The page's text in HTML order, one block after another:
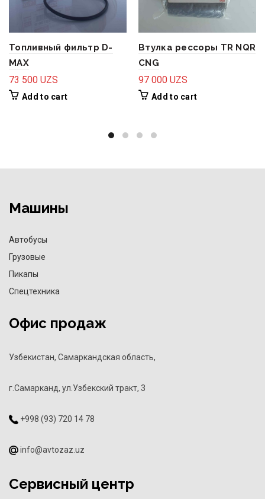
Топливный фильтр D-
MAX
73 500 UZS
Add to cart
Втулка рессоры TR NQR
CNG
97 000 UZS
Add to cart
Машины
Автобусы
Грузовые
Пикапы
Спецтехника
Офис продаж
Узбекистан, Самаркандская область,
г.Самарканд, ул.Узбекский тракт, 3
+998 (93) 720 14 78
info@avtozaz.uz
Сервисный центр